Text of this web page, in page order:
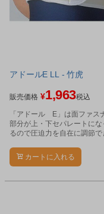
アドールE LL - 竹虎
販売価格 ¥1,963税込
「アドール E」は面ファス
部分が上・下セパレートにな
るので圧迫力を自在に調節で
カートに入れる